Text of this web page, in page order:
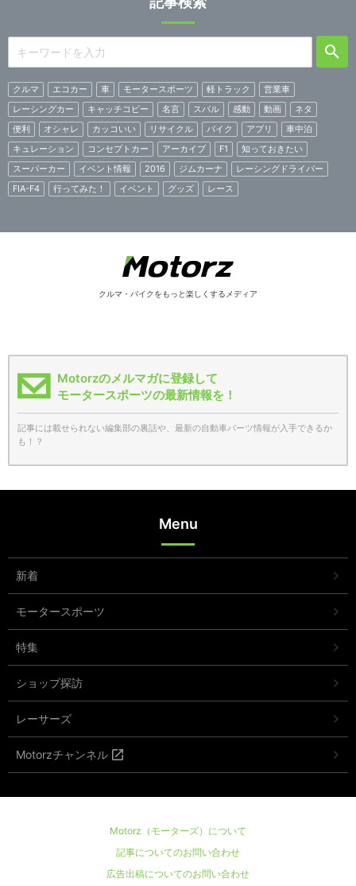
クルマ エコカー 車 モータースポーツ 軽トラック
営業車
レーシングカー
キャッチコピー 名言 スバル 感動 動画
ネタ
便利
オシャレ カッコいい リサイクル バイク アプリ
車中泊
キュレーション
コンセプトカー アーカイブ F1
知っておきたい
スーパーカー
イベント情報 2016 ジムカーナ
レーシングドライバー
FIA-F4
行ってみた！ イベント グッズ レース
クルマ・バイクをもっと楽しくするメディア
Motorzのメルマガに登録して
モータースポーツの最新情報を！
記事には載せられない編集部の裏話や、最新の自動車パーツ情報が入手できるか
も！？
Menu
新着
モータースポーツ
特集
ショップ探訪
レーサーズ
Motorzチャンネル
Motorz（モーターズ）について
記事についてのお問い合わせ
広告出稿についてのお問い合わせ